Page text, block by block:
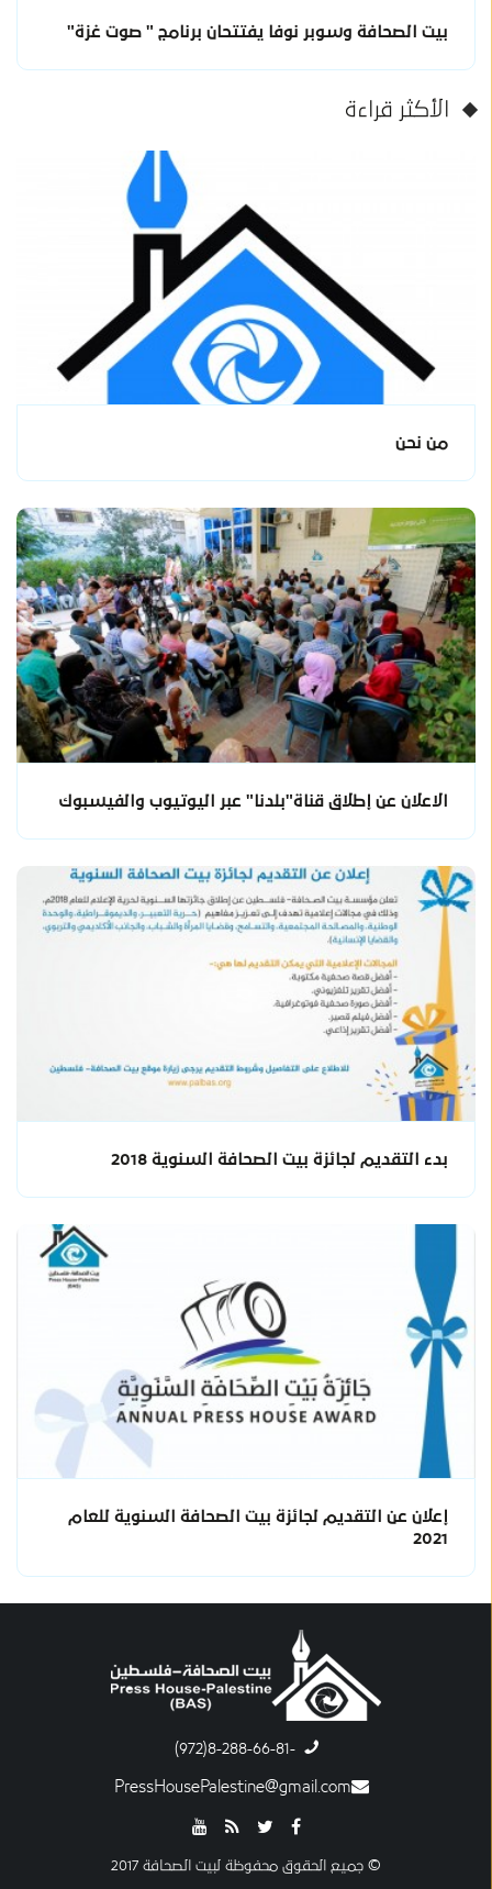
بيت الصحافة وسوبر نوفا يفتتحان برنامج " صوت غزة"
الأكثر قراءة
من نحن
الاعلان عن إطلاق قناة"بلدنا" عبر اليوتيوب والفيسبوك
بدء التقديم لجائزة بيت الصحافة السنوية 2018
إعلان عن التقديم لجائزة بيت الصحافة السنوية للعام
2021
-8-288-66-81(972)
PressHousePalestine@gmail.com
© جميع الحقوق محفوظة لبيت الصحافة 2017